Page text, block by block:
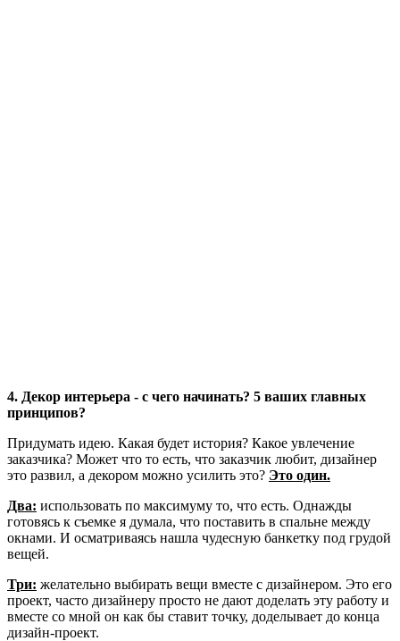
4. Декор интерьера - с чего начинать? 5 ваших главных
принципов?
Придумать идею. Какая будет история? Какое увлечение
заказчика? Может что то есть, что заказчик любит, дизайнер
это развил, а декором можно усилить это? Это один.
Два: использовать по максимуму то, что есть. Однажды
готовясь к съемке я думала, что поставить в спальне между
окнами. И осматриваясь нашла чудесную банкетку под грудой
вещей.
Три: желательно выбирать вещи вместе с дизайнером. Это его
проект, часто дизайнеру просто не дают доделать эту работу и
вместе со мной он как бы ставит точку, доделывает до конца
дизайн-проект.